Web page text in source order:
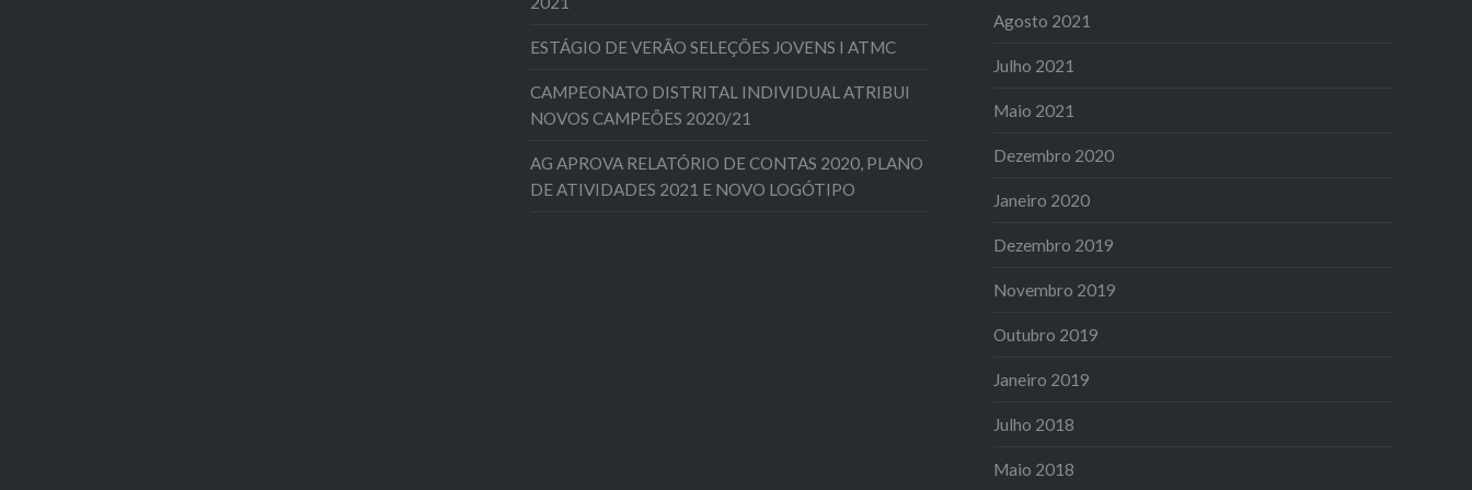
ESTÁGIO DE VERÃO SELEÇÕES JOVENS I ATMC
CAMPEONATO DISTRITAL INDIVIDUAL ATRIBUI
NOVOS CAMPEÕES 2020/21
AG APROVA RELATÓRIO DE CONTAS 2020, PLANO
DE ATIVIDADES 2021 E NOVO LOGÓTIPO
Agosto 2021
Julho 2021
Maio 2021
Dezembro 2020
Janeiro 2020
Dezembro 2019
Novembro 2019
Outubro 2019
Janeiro 2019
Julho 2018
Maio 2018